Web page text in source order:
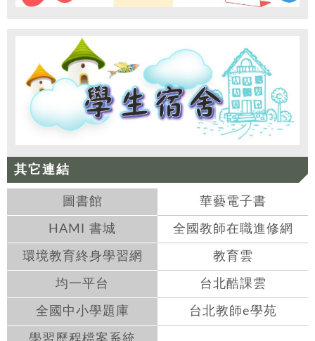
其它連結
圖書館 華藝電子書
HAMI 書城 全國教師在職進修網
環境教育終身學習網 教育雲
均一平台 台北酷課雲
全國中小學題庫 台北教師e學苑